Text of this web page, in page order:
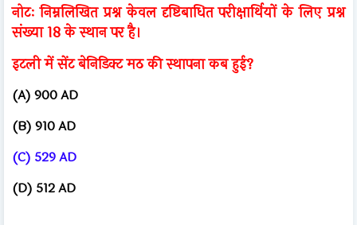
नोटः निम्नलिखित प्रश्न केवल दृष्टिबाधित परीक्षार्थियों के लिए प्रश्न
संख्या 18 के स्थान पर है।
इटली में सेंट बेनिडिक्ट मठ की स्थापना कब हुई?
(A) 900 AD
(B) 910 AD
(C) 529 AD
(D) 512 AD